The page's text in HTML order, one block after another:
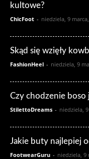
kultowe?
ChicFoot - niedziela, 9
Skąd się wzięły
FashionHeel - niedziela, 9
Czy chodzenie boso
StilettoDreams - niedziela,
Jakie buty najlepiej
FootwearGuru - niedziela, 9